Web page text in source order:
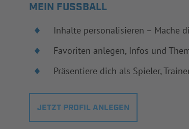
MEIN FUSSBALL
Inhalte personalisieren – Mache
Favoriten anlegen, Infos und
Präsentiere dich als Spieler,
JETZT PROFIL ANLEGEN